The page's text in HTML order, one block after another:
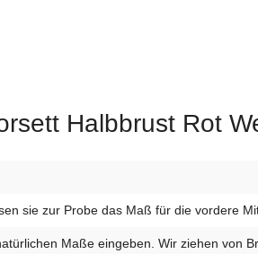
Halbbrust Rot
sie zur Probe das Maß für die vordere
Maße eingeben. Wir ziehen von